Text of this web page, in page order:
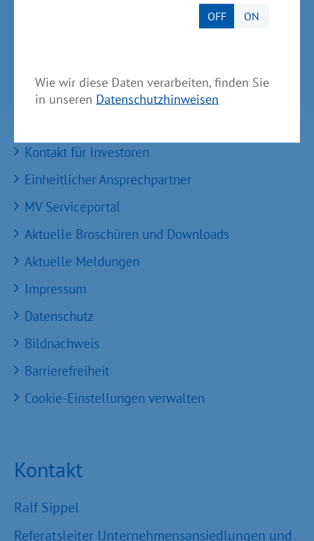
OFF ON
Wie wir diese Daten verarbeiten, finden Sie
in unseren Datenschutzhinweisen
Wirtschaftsnahe Institutionen und Kammern des
Kontakt für Investoren
Einheitlicher Ansprechpartner
MV Serviceportal
Aktuelle Broschüren und Downloads
Aktuelle Meldungen
Impressum
Datenschutz
Bildnachweis
Barrierefreiheit
Cookie-Einstellungen verwalten
Kontakt
Ralf Sippel
Referatsleiter Unternehmensansiedlungen und